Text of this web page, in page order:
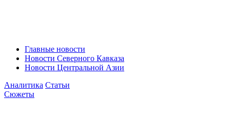
Главные новости
Новости Северного Кавказа
Новости Центральной Азии
Аналитика Статьи
Сюжеты